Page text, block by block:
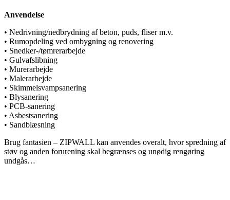
Anvendelse
• Nedrivning/nedbrydning af beton, puds, fliser m.v.
• Rumopdeling ved ombygning og renovering
• Snedker-/tømrerarbejde
• Gulvafslibning
• Murerarbejde
• Malerarbejde
• Skimmelsvampsanering
• Blysanering
• PCB-sanering
• Asbestsanering
• Sandblæsning
Brug fantasien – ZIPWALL kan anvendes overalt, hvor spredning af
støv og anden forurening skal begrænses og unødig rengøring
undgås…